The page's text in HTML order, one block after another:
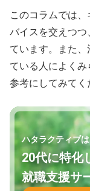
このコラムでは
バイスを交えつ
ています。また
ている人によく
参考にしてみてく
ハタラクティブは
20代に特化
就職支援サ